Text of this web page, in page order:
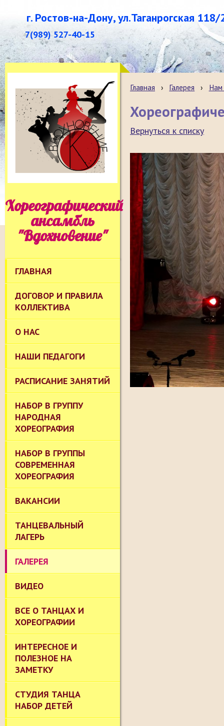
г. Ростов-на-Дону, ул.Таганрогская 118/
7(989) 527-40-15
Хореографический
ансамбль
"Вдохновение"
ГЛАВНАЯ
ДОГОВОР И ПРАВИЛА
КОЛЛЕКТИВА
О НАС
НАШИ ПЕДАГОГИ
РАСПИСАНИЕ ЗАНЯТИЙ
НАБОР В ГРУППУ
НАРОДНАЯ
ХОРЕОГРАФИЯ
НАБОР В ГРУППЫ
СОВРЕМЕННАЯ
ХОРЕОГРАФИЯ
ВАКАНСИИ
ТАНЦЕВАЛЬНЫЙ
ЛАГЕРЬ
ГАЛЕРЕЯ
ВИДЕО
ВСЕ О ТАНЦАХ И
ХОРЕОГРАФИИ
ИНТЕРЕСНОЕ И
ПОЛЕЗНОЕ НА
ЗАМЕТКУ
СТУДИЯ ТАНЦА
НАБОР ДЕТЕЙ
Главная › Галерея › Нам
Вернуться к списку